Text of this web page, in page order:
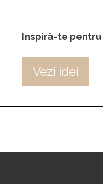
Inspiră-te
Vezi idei